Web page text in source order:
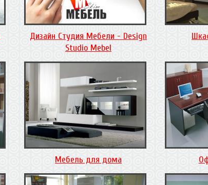
Дизайн Студия Мебели - Design
Studio Mebel
Мебель для дома